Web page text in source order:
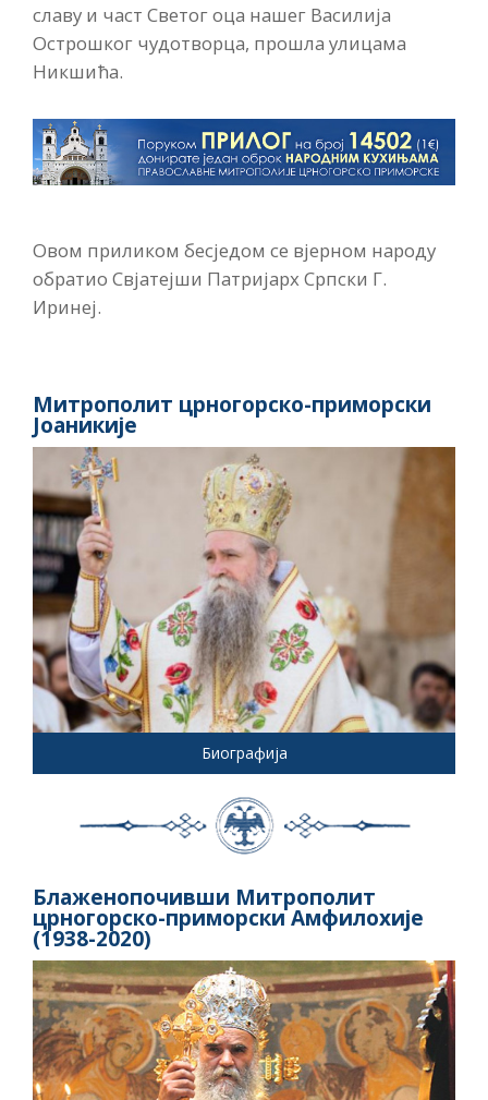
славу и част Светог оца нашег Василија
Острошког чудотворца, прошла улицама
Никшића.
Овом приликом бесједом се вјерном народу
обратио Свјатејши Патријарх Српски Г.
Иринеј.
Митрополит црногорско-приморски
Јоаникије
Биографија
Блаженопочивши Митрополит
црногорско-приморски Амфилохије
(1938-2020)